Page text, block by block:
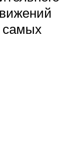
самых